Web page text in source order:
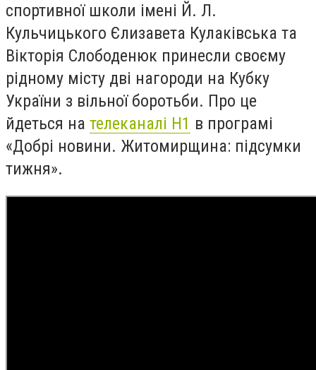
спортивної школи імені Й. Л.
Кульчицького Єлизавета Кулаківська та
Вікторія Слободенюк принесли своєму
рідному місту дві нагороди на Кубку
України з вільної боротьби. Про це
йдеться на телеканалі Н1 в програмі
«Добрі новини. Житомирщина: підсумки
тижня».